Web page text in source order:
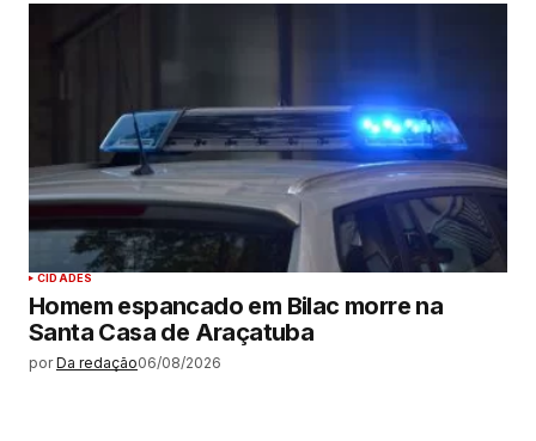
CIDADES
Homem espancado em Bilac morre na
Santa Casa de Araçatuba
por Da redação06/08/2026